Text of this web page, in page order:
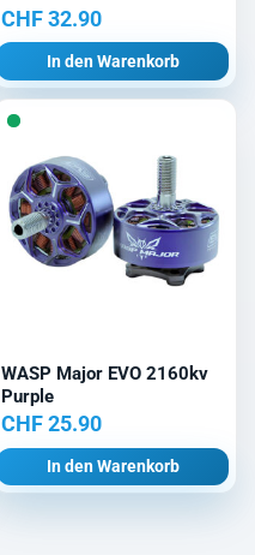
CHF32.90
In den Warenkorb
WASP Major EVO 2160kv
Purple
CHF25.90
In den Warenkorb